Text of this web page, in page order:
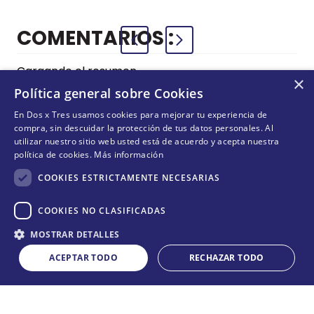
Cantidad
＋
－ COMPRAR
COMENTARIOS
Cargando el resumen…
Por favor, inicia sesión para escribir un comentario.
Más reciente Todos
Cargando comentarios…
¡Suscríbete y entérate de todas nuestras novedades!
×
Política general sobre Cookies
En Dos x Tres usamos cookies para mejorar tu experiencia de
compra, sin descuidar la protección de tus datos personales. Al
utilizar nuestro sitio web usted está de acuerdo y acepta nuestra
política de cookies. Más información
COOKIES ESTRICTAMENTE NECESARIAS
COOKIES NO CLASIFICADAS
MOSTRAR DETALLES
ACEPTAR TODO
RECHAZAR TODO